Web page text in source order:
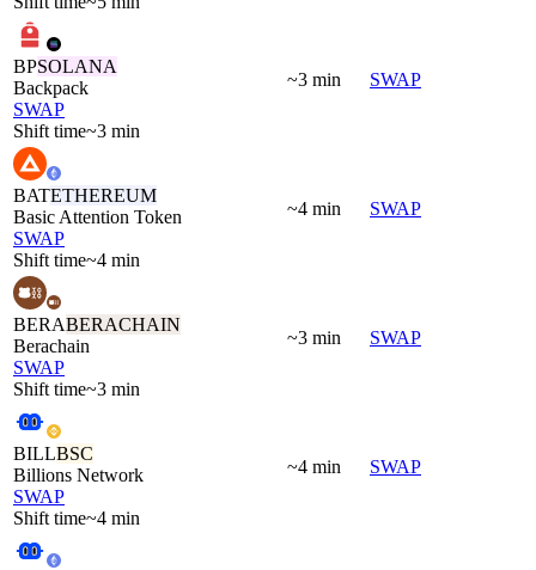
BPSOLANA
Backpack
SWAP
Shift time~3 min
~3 min SWAP
BATETHEREUM
Basic Attention Token
SWAP
Shift time~4 min
~4 min SWAP
BERABERACHAIN
Berachain
SWAP
Shift time~3 min
~3 min SWAP
BILLBSC
Billions Network
SWAP
Shift time~4 min
~4 min SWAP